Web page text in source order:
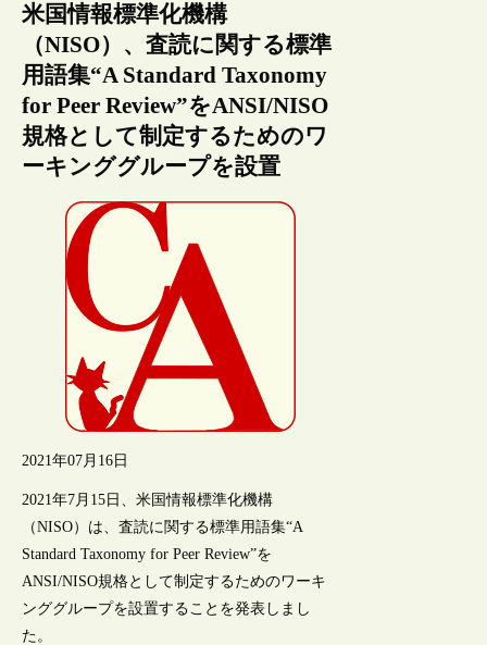
米国情報標準化機構
（NISO）、査読に関する標準
用語集“A Standard Taxonomy
for Peer Review”をANSI/NISO
規格として制定するためのワ
ーキンググループを設置
2021年07月16日
2021年7月15日、米国情報標準化機構
（NISO）は、査読に関する標準用語集“A
Standard Taxonomy for Peer Review”を
ANSI/NISO規格として制定するためのワーキ
ンググループを設置することを発表しまし
た。